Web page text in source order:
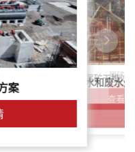
案
矿处理系统：尾矿水和废水
案
针对稀土尾矿干堆处
查看
尾矿干